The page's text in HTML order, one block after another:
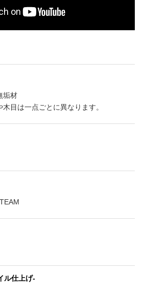
垢材
目は一点ごとに異なります。
ル仕上げ-